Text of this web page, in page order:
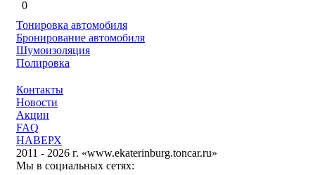
0
Контакты
Новости
Акции
FAQ
НАВЕРХ
2011 - 2026 г. «www.ekaterinburg.toncar.ru»
Тонировка автомобиля
Бронирование автомобиля
Шумоизоляция
Полировка
Мы в социальных сетях: